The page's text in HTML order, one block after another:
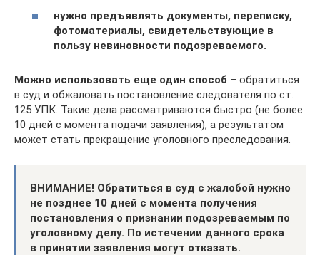
нужно предъявлять документы, переписку,
фотоматериалы, свидетельствующие в
пользу невиновности подозреваемого.
Можно использовать еще один способ – обратиться
в суд и обжаловать постановление следователя по ст.
125 УПК. Такие дела рассматриваются быстро (не более
10 дней с момента подачи заявления), а результатом
может стать прекращение уголовного преследования.
ВНИМАНИЕ! Обратиться в суд с жалобой нужно
не позднее 10 дней с момента получения
постановления о признании подозреваемым по
уголовному делу. По истечении данного срока
в принятии заявления могут отказать.